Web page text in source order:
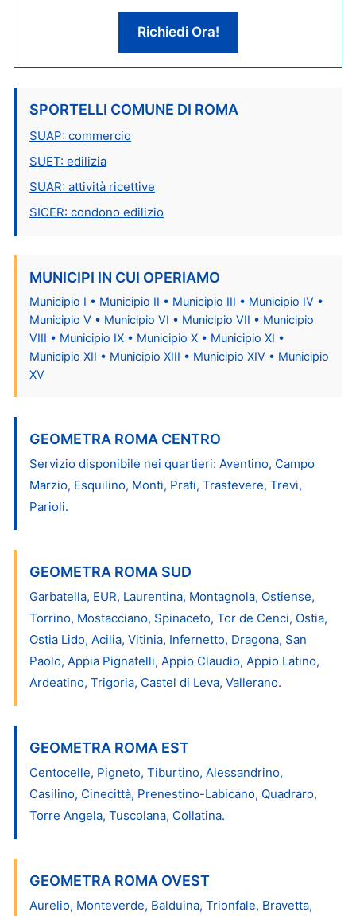
Richiedi Ora!
SPORTELLI COMUNE DI ROMA
SUAP: commercio
SUET: edilizia
SUAR: attività ricettive
SICER: condono edilizio
MUNICIPI IN CUI OPERIAMO
Municipio I • Municipio II • Municipio III • Municipio IV •
Municipio V • Municipio VI • Municipio VII • Municipio
VIII • Municipio IX • Municipio X • Municipio XI •
Municipio XII • Municipio XIII • Municipio XIV • Municipio
XV
GEOMETRA ROMA CENTRO
Servizio disponibile nei quartieri: Aventino, Campo
Marzio, Esquilino, Monti, Prati, Trastevere, Trevi,
Parioli.
GEOMETRA ROMA SUD
Garbatella, EUR, Laurentina, Montagnola, Ostiense,
Torrino, Mostacciano, Spinaceto, Tor de Cenci, Ostia,
Ostia Lido, Acilia, Vitinia, Infernetto, Dragona, San
Paolo, Appia Pignatelli, Appio Claudio, Appio Latino,
Ardeatino, Trigoria, Castel di Leva, Vallerano.
GEOMETRA ROMA EST
Centocelle, Pigneto, Tiburtino, Alessandrino,
Casilino, Cinecittà, Prenestino-Labicano, Quadraro,
Torre Angela, Tuscolana, Collatina.
GEOMETRA ROMA OVEST
Aurelio, Monteverde, Balduina, Trionfale, Bravetta,